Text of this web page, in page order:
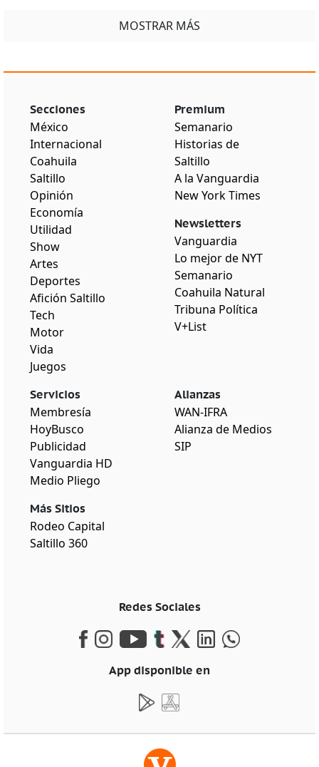
MOSTRAR MÁS
Secciones
México
Internacional
Coahuila
Saltillo
Opinión
Economía
Utilidad
Show
Artes
Deportes
Afición Saltillo
Tech
Motor
Vida
Juegos
Premium
Semanario
Historias de
Saltillo
A la Vanguardia
New York Times
Newsletters
Vanguardia
Lo mejor de NYT
Semanario
Coahuila Natural
Tribuna Política
V+List
Servicios
Membresía
HoyBusco
Publicidad
Vanguardia HD
Medio Pliego
Más Sitios
Rodeo Capital
Saltillo 360
Alianzas
WAN-IFRA
Alianza de Medios
SIP
Redes Sociales
App disponible en